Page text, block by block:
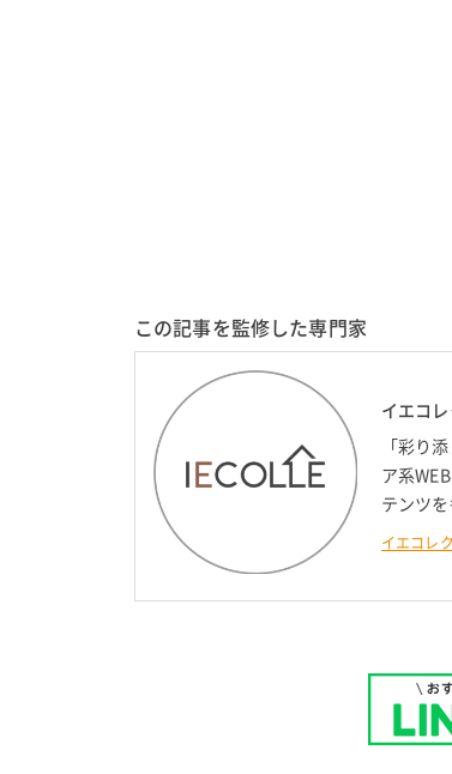
この記事を監修した専門家
イエコ
「彩り
ア系
テンツ
イエコレ